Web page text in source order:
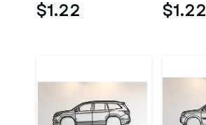
$1.22 $1.22